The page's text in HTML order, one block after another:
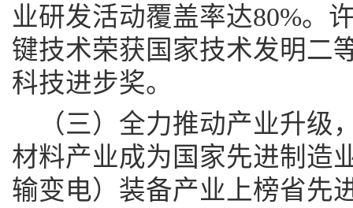
业研发活动覆盖率达80%。
键技术荣获国家技术发明二
科技进步奖。
（三）全力推动产业升
材料产业成为国家先进制造
输变电）装备产业上榜省先